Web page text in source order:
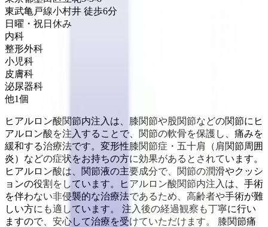
東武亀戸線小村井 徒歩6分
日曜・祝日 休み
内科
整形外科
小児科
皮膚科
泌尿器科
他1個
ヒアルロン酸関節内注入は、膝関節や股関節などの関節にヒ
アルロン酸を注入することで、関節の軟骨を保護し、痛みを
緩和する治療法です。変形性膝関節症・五十肩（肩関節周囲
炎）などの症状をお持ちの方に効果があるとされています。
ヒアルロン酸は、関節液の主要成分で、関節の潤滑やクッシ
ョンの役割をしています。ヒアルロン酸関節内注入は、手術
を伴わない非侵襲的な治療法であるため、高齢者や手術が難
しい方にも適しています。 注入後の経過観察も丁寧に行い
ますので、安心して治療を受けていただけます。 膝関節痛